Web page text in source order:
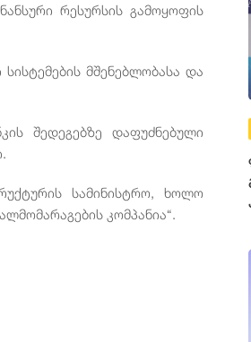
რესურსის გამოყოფის
სისტემების მშენებლობასა და
შედეგებზე
დაფუძნებული
.
სამინისტრო, ხოლო
კომპანია“.